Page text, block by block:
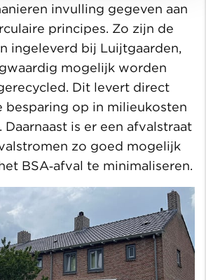
invulling gegeven aan
principes. Zo zijn de
ingeleverd bij Luijtgaarden,
mogelijk worden
Dit levert direct
besparing op in milieukosten
Daarnaast is er een afvalstraat
zo goed mogelijk
BSA‑afval te minimaliseren.